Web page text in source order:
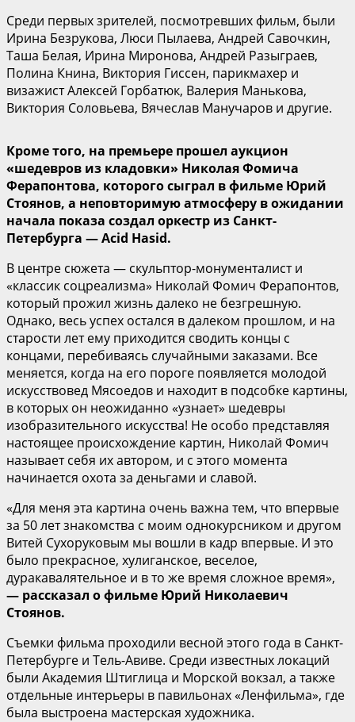
Среди первых зрителей, посмотревших фильм, были
Ирина Безрукова, Люси Пылаева, Андрей Савочкин,
Таша Белая, Ирина Миронова, Андрей Разыграев,
Полина Книна, Виктория Гиссен, парикмахер и
визажист Алексей Горбатюк, Валерия Манькова,
Виктория Соловьева, Вячеслав Манучаров и другие.
Кроме того, на премьере прошел аукцион
«шедевров из кладовки» Николая Фомича
Ферапонтова, которого сыграл в фильме Юрий
Стоянов, а неповторимую атмосферу в ожидании
начала показа создал оркестр из Санкт-
Петербурга — Acid Hasid.
В центре сюжета — скульптор-монументалист и
«классик соцреализма» Николай Фомич Ферапонтов,
который прожил жизнь далеко не безгрешную.
Однако, весь успех остался в далеком прошлом, и на
старости лет ему приходится сводить концы с
концами, перебиваясь случайными заказами. Все
меняется, когда на его пороге появляется молодой
искусствовед Мясоедов и находит в подсобке картины,
в которых он неожиданно «узнает» шедевры
изобразительного искусства! Не особо представляя
настоящее происхождение картин, Николай Фомич
называет себя их автором, и с этого момента
начинается охота за деньгами и славой.
«Для меня эта картина очень важна тем, что впервые
за 50 лет знакомства с моим однокурсником и другом
Витей Сухоруковым мы вошли в кадр впервые. И это
было прекрасное, хулиганское, веселое,
дуракавалятельное и в то же время сложное время»,
— рассказал о фильме Юрий Николаевич
Стоянов.
Съемки фильма проходили весной этого года в Санкт-
Петербурге и Тель-Авиве. Среди известных локаций
были Академия Штиглица и Морской вокзал, а также
отдельные интерьеры в павильонах «Ленфильма», где
была выстроена мастерская художника.